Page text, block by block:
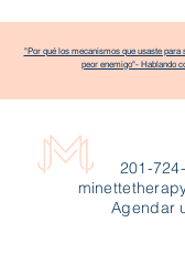
201-
Agendar
"Por qué los mecanismos que usaste
peor enemigo"- Hablando